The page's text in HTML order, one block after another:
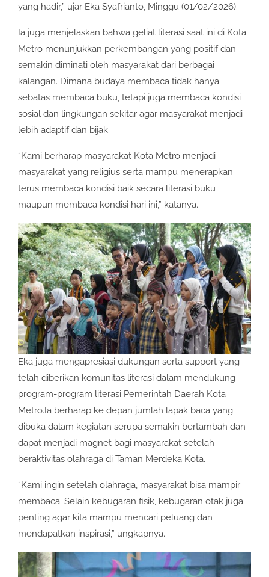
yang hadir,” ujar Eka Syafrianto, Minggu (01/02/2026).
Ia juga menjelaskan bahwa geliat literasi saat ini di Kota
Metro menunjukkan perkembangan yang positif dan
semakin diminati oleh masyarakat dari berbagai
kalangan. Dimana budaya membaca tidak hanya
sebatas membaca buku, tetapi juga membaca kondisi
sosial dan lingkungan sekitar agar masyarakat menjadi
lebih adaptif dan bijak.
“Kami berharap masyarakat Kota Metro menjadi
masyarakat yang religius serta mampu menerapkan
terus membaca kondisi baik secara literasi buku
maupun membaca kondisi hari ini,” katanya.
Eka juga mengapresiasi dukungan serta support yang
telah diberikan komunitas literasi dalam mendukung
program-program literasi Pemerintah Daerah Kota
Metro.Ia berharap ke depan jumlah lapak baca yang
dibuka dalam kegiatan serupa semakin bertambah dan
dapat menjadi magnet bagi masyarakat setelah
beraktivitas olahraga di Taman Merdeka Kota.
“Kami ingin setelah olahraga, masyarakat bisa mampir
membaca. Selain kebugaran fisik, kebugaran otak juga
penting agar kita mampu mencari peluang dan
mendapatkan inspirasi,” ungkapnya.